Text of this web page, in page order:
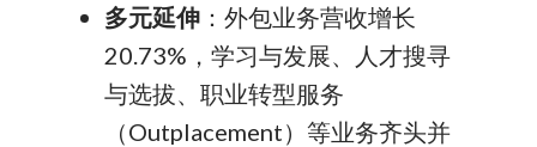
多元延伸：外包业务营收增长
20.73%，学习与发展、人才搜寻
与选拔、职业转型服务
（Outplacement）等业务齐头并